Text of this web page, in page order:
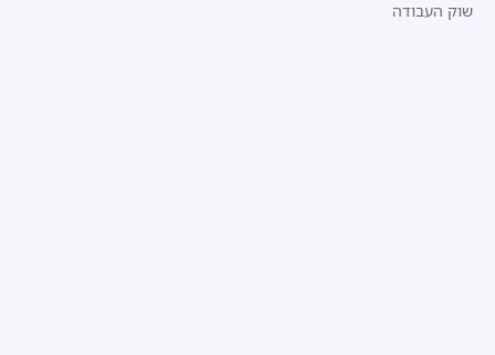
שוק העבודה